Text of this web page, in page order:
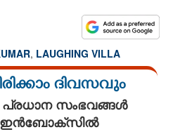
, LAUGHING VILLA
ദിവസവും
സംഭവങ്ങൾ
ഇൻബോക്സിൽ